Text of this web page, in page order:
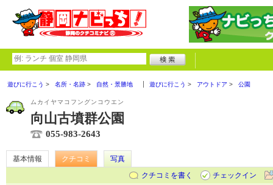
遊びに行こう 名所・名跡 自然・景勝地 遊びに行こう アウトドア 公園
ムカイヤマコフングンコウエン
向山古墳群公園
055-983-2643
基本情報 クチコミ
写真
クチコミを書く
チェックイン